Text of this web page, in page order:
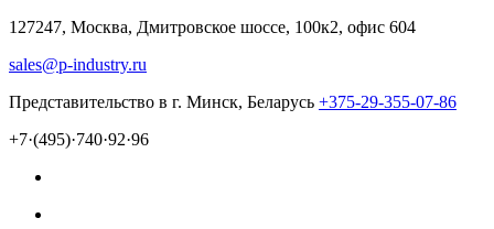
127247, Москва, Дмитровское шоссе, 100к2, офис 604
sales@p-industry.ru
Представительство в г. Минск, Беларусь +375-29-355-07-86
+7·(495)·740·92·96